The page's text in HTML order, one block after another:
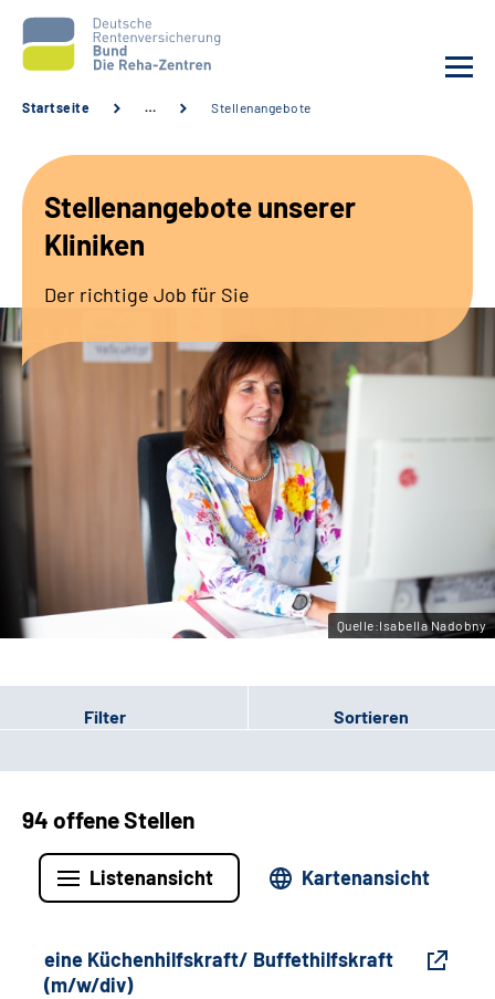
Unsere Kliniken
Sozialdienste & Zuweisende
Erweiterte Suche
Gebärdensprache
Leichte Sprache
Startseite … Stellenangebote
Stellenangebote unserer
Kliniken
Der richtige Job für Sie
Quelle:Isabella Nadobny
Filter Sortieren
94 offene Stellen
Listenansicht Kartenansicht
eine Küchenhilfskraft/ Buffethilfskraft
(m/w/div)